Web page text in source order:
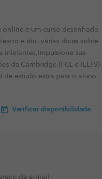
online e um curso desenhado
e dou várias dicas sobre
iniciantes,impulsione sua
da Cambridge (FCE e IELTS).
de estudo extra para o aluno
Verificar disponibilidade
de e-mail